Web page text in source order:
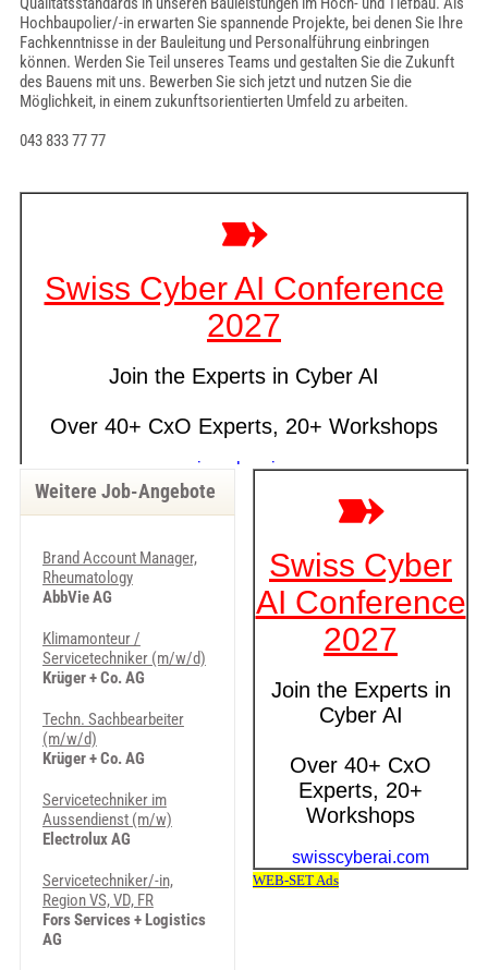
Hochbaupolier/-in erwarten Sie spannende Projekte, bei denen Sie Ihre
Fachkenntnisse in der Bauleitung und Personalführung einbringen
können. Werden Sie Teil unseres Teams und gestalten Sie die Zukunft
des Bauens mit uns. Bewerben Sie sich jetzt und nutzen Sie die
Möglichkeit, in einem zukunftsorientierten Umfeld zu arbeiten.
043 833 77 77
Weitere Job-Angebote
Brand Account Manager,
Rheumatology
AbbVie AG
Klimamonteur /
Servicetechniker (m/w/d)
Krüger + Co. AG
Techn. Sachbearbeiter
(m/w/d)
Krüger + Co. AG
Servicetechniker im
Aussendienst (m/w)
Electrolux AG
Servicetechniker/-in,
Region VS, VD, FR
Fors Services + Logistics
AG